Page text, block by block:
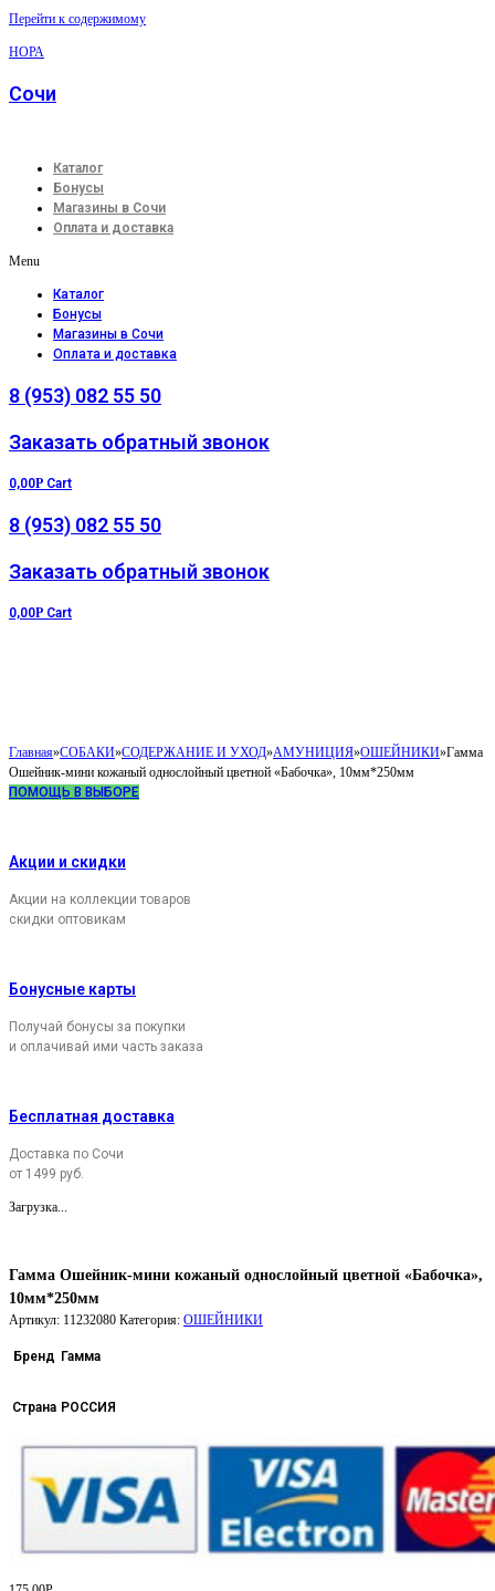
Перейти к содержимому
НОРА
Сочи
Каталог
Бонусы
Магазины в Сочи
Оплата и доставка
Menu
Каталог
Бонусы
Магазины в Сочи
Оплата и доставка
8 (953) 082 55 50
Заказать обратный звонок
0,00Р Cart
8 (953) 082 55 50
Заказать обратный звонок
0,00Р Cart
Главная»СОБАКИ»СОДЕРЖАНИЕ И УХОД»АМУНИЦИЯ»ОШЕЙНИКИ»Гамма
Ошейник-мини кожаный однослойный цветной «Бабочка», 10мм*250мм
ПОМОЩЬ В ВЫБОРЕ
Акции и скидки
Акции на коллекции товаров
скидки оптовикам
Бонусные карты
Получай бонусы за покупки
и оплачивай ими часть заказа
Бесплатная доставка
Доставка по Сочи
от 1499 руб.
Загрузка...
Гамма Ошейник-мини кожаный однослойный цветной «Бабочка»,
10мм*250мм
Артикул: 11232080 Категория: ОШЕЙНИКИ
Бренд Гамма
Страна РОССИЯ